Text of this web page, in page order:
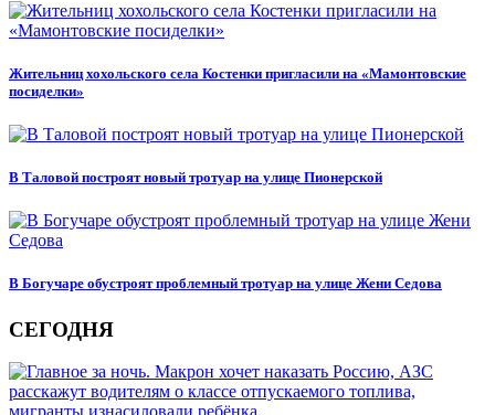
Жительниц хохольского села Костенки пригласили на «Мамонтовские
посиделки»
В Таловой построят новый тротуар на улице Пионерской
В Богучаре обустроят проблемный тротуар на улице Жени Седова
СЕГОДНЯ